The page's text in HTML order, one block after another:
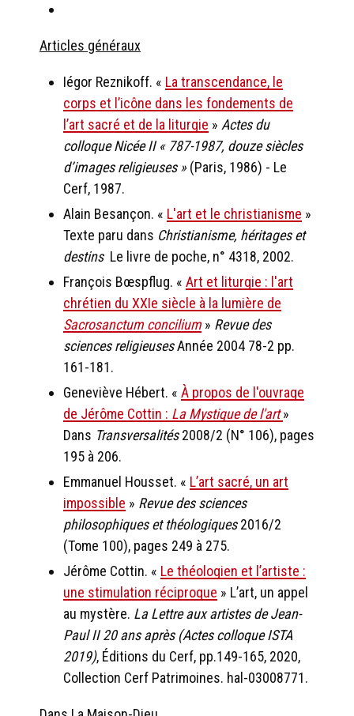
Articles généraux
Iégor Reznikoff. « La transcendance, le
corps et l’icône dans les fondements de
l’art sacré et de la liturgie » Actes du
colloque Nicée II « 787-1987, douze siècles
d’images religieuses » (Paris, 1986) - Le
Cerf, 1987.
Alain Besançon. « L'art et le christianisme »
Texte paru dans Christianisme, héritages et
destinsLe livre de poche, n° 4318, 2002.
François Bœspflug. « Art et liturgie : l'art
chrétien du XXIe siècle à la lumière de
Sacrosanctum concilium » Revue des
sciences religieusesAnnée 2004 78-2 pp.
161-181.
Geneviève Hébert. « À propos de l'ouvrage
de Jérôme Cottin : La Mystique de l'art »
Dans Transversalités2008/2 (N° 106), pages
195 à 206.
Emmanuel Housset. « L’art sacré, un art
impossible » Revue des sciences
philosophiques et théologiques2016/2
(Tome 100), pages 249 à 275.
Jérôme Cottin. « Le théologien et l’artiste :
une stimulation réciproque » L’art, un appel
au mystère. La Lettre aux artistes de Jean-
Paul II 20 ans après (Actes colloque ISTA
2019), Éditions du Cerf, pp.149-165, 2020,
Collection Cerf Patrimoines. hal-03008771.